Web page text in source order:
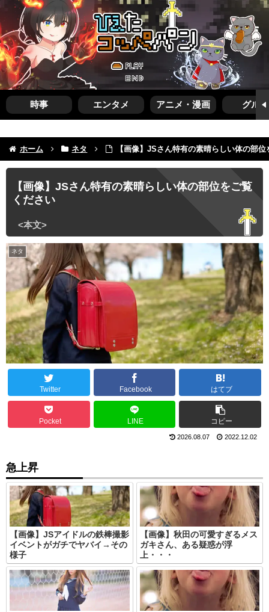
時事 エンタメ アニメ・漫画 グルメ
ホーム ネタ 【画像】JSさん特有の素晴らしい体の部
【画像】JSさん特有の素晴らしい体の部位をご覧
ください
ネタ
Twitter Facebook はてブ
Pocket LINE コピー
2026.08.07 2022.12.02
急上昇
【画像】JSアイドルの鉄棒撮影
イベントがガチでヤバイ→その
様子
【画像】秋田の可愛すぎるメス
ガキさん、ある疑惑が浮
上・・・